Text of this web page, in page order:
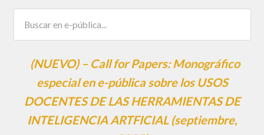
(NUEVO) – Call for Papers: Monográfico
especial en e-pública sobre los USOS
DOCENTES DE LAS HERRAMIENTAS DE
INTELIGENCIA ARTFICIAL (septiembre,